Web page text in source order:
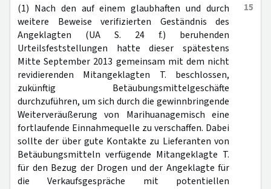
15
(1) Nach den auf einem glaubhaften und durch
weitere Beweise verifizierten Geständnis des
Angeklagten (UA S. 24 f.) beruhenden
Urteilsfeststellungen hatte dieser spätestens
Mitte September 2013 gemeinsam mit dem nicht
revidierenden Mitangeklagten T. beschlossen,
zukünftig Betäubungsmittelgeschäfte
durchzuführen, um sich durch die gewinnbringende
Weiterveräußerung von Marihuanagemisch eine
fortlaufende Einnahmequelle zu verschaffen. Dabei
sollte der über gute Kontakte zu Lieferanten von
Betäubungsmitteln verfügende Mitangeklagte T.
für den Bezug der Drogen und der Angeklagte für
die Verkaufsgespräche mit potentiellen